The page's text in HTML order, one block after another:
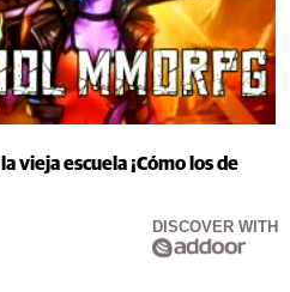
vieja escuela ¡Cómo los de
DISCOVER WITH